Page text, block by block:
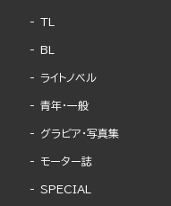
TL
BL
ライトノベル
青年・一般
グラビア・写真集
モーター誌
SPECIAL